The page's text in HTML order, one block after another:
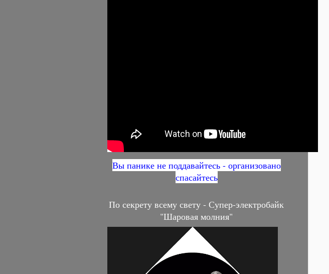
Вы панике не поддавайтесь - организовано
спасайтесь
По секрету всему свету - Супер-электробайк
"Шаровая молния"